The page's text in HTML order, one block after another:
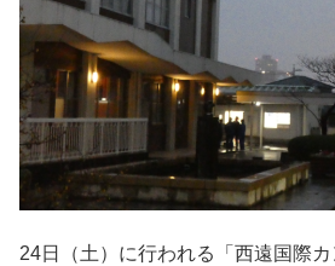
24日（土）に行われる「西遠国際